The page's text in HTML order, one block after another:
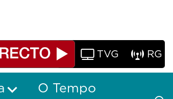
TVG RG
O Tempo